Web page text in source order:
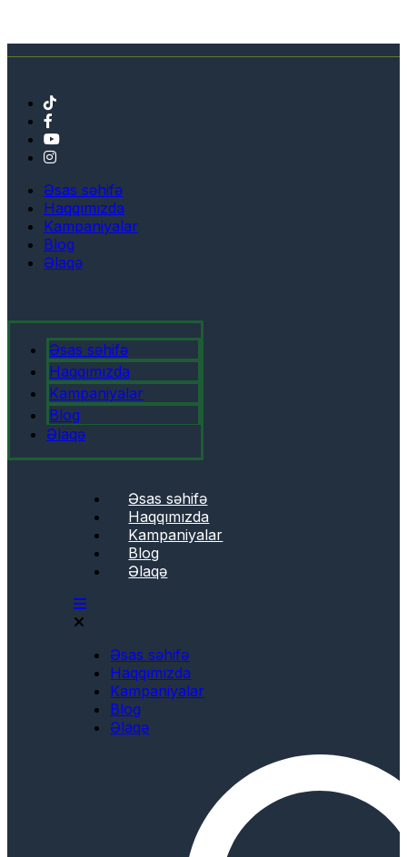
Əsas səhifə
Haqqımızda
Kampaniyalar
Blog
Əlaqə
Əsas səhifə
Haqqımızda
Kampaniyalar
Blog
Əlaqə
Əsas səhifə
Haqqımızda
Kampaniyalar
Blog
Əlaqə
Əsas səhifə
Haqqımızda
Kampaniyalar
Blog
Əlaqə